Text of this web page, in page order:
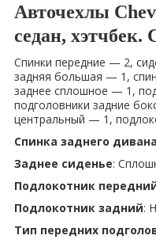
Авточехлы
седан, хэтчбек.
Спинки передние — 2,
задняя большая — 1,
заднее сплошное — 1,
подголовники задние
центральный — 1,
Спинка заднего дивана
Заднее сиденье:
Подлокотник
Подлокотник задний:
Тип передних